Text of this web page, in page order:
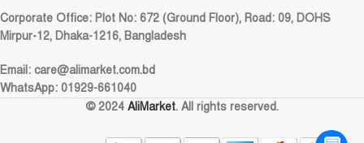
Corporate Office: Plot No: 672 (Ground Floor), Road: 09, DOHS
Mirpur-12, Dhaka-1216, Bangladesh
Email: care@alimarket.com.bd
WhatsApp: 01929-661040
© 2024 AliMarket. All rights reserved.